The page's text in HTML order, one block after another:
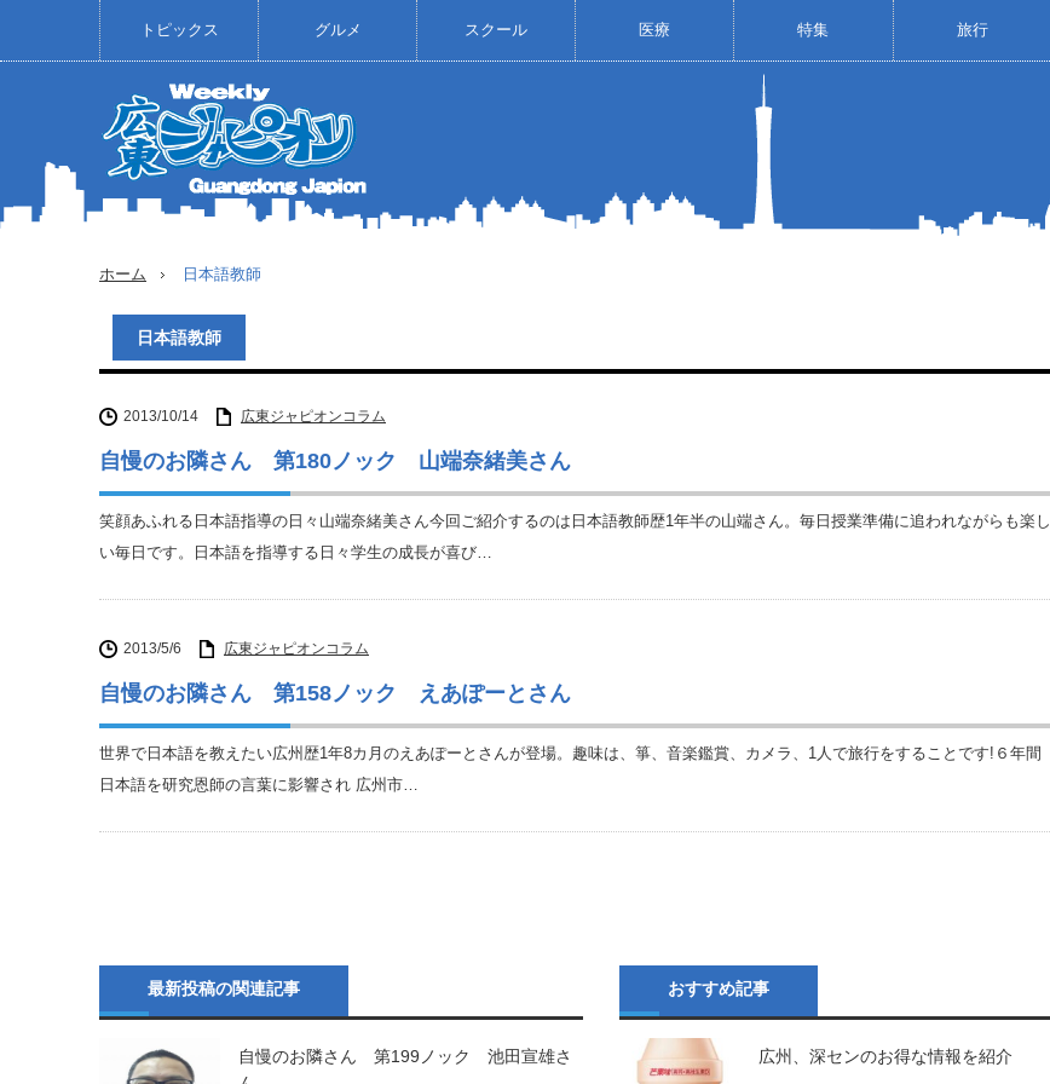
トピックス グルメ スクール 医療 特集 旅行
ホーム 日本語教師
日本語教師
2013/10/14 広東ジャピオンコラム
自慢のお隣さん 第180ノック 山端奈緒美さん
笑顔あふれる日本語指導の日々山端奈緒美さん今回ご紹介するのは日本語教師歴1年半の山端さん。毎日授業準備に追われながらも楽し
い毎日です。日本語を指導する日々学生の成長が喜び…
2013/5/6 広東ジャピオンコラム
自慢のお隣さん 第158ノック えあぽーとさん
世界で日本語を教えたい広州歴1年8カ月のえあぽーとさんが登場。趣味は、箏、音楽鑑賞、カメラ、1人で旅行をすることです!６年間
日本語を研究恩師の言葉に影響され 広州市…
最新投稿の関連記事
自慢のお隣さん 第199ノック 池田宣雄さ
おすすめ記事
広州、深センのお得な情報を紹介